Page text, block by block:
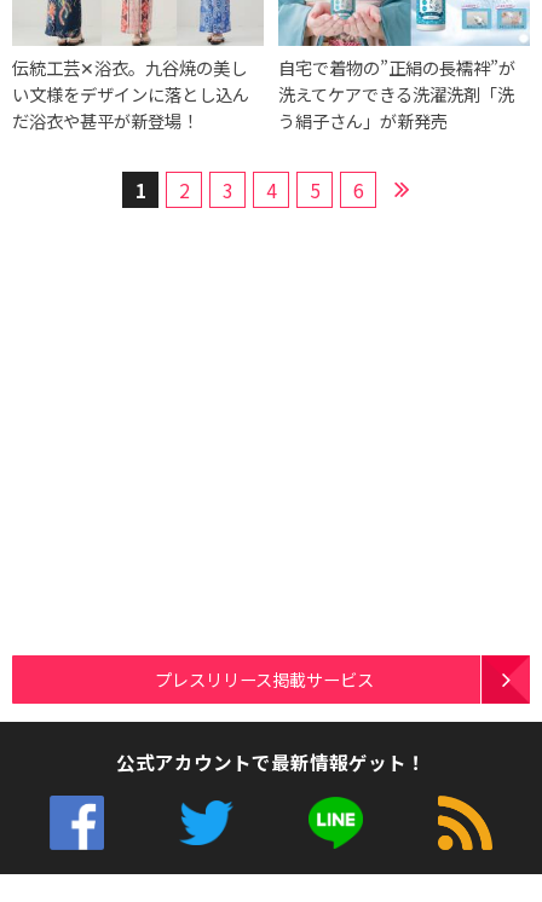
伝統工芸✕浴衣。九谷焼の美し
い文様をデザインに落とし込ん
だ浴衣や甚平が新登場！
自宅で着物の”正絹の長襦袢”が
洗えてケアできる洗濯洗剤「洗
う絹子さん」が新発売
1 2 3 4 5 6
プレスリリース掲載サービス
公式アカウントで最新情報ゲット！